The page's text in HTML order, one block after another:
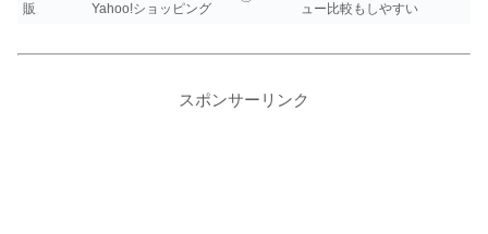
販
Yahoo!ショッピング
ュー比較もしやすい
スポンサーリンク